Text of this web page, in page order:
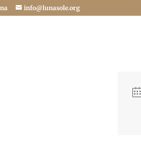
info@lunasole.org